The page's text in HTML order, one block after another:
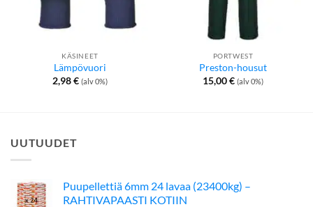
KÄSINEET
Lämpövuori
2,98€ (alv 0%)
PORTWEST
Preston-housut
15,00€ (alv 0%)
UUTUUDET
Puupellettiä 6mm 24 lavaa (23400kg) –
RAHTIVAPAASTI KOTIIN